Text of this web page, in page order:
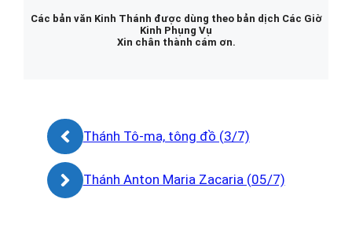
Các bản văn Kinh Thánh được dùng theo bản dịch Các Giờ
Kinh Phụng Vụ
Xin chân thành cám ơn.
Thánh Tô-ma, tông đồ (3/7)
Thánh Anton Maria Zacaria (05/7)